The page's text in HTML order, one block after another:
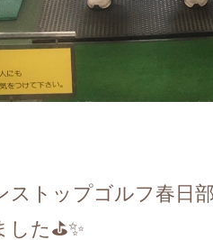
ストップゴルフ春日
た⛳✨